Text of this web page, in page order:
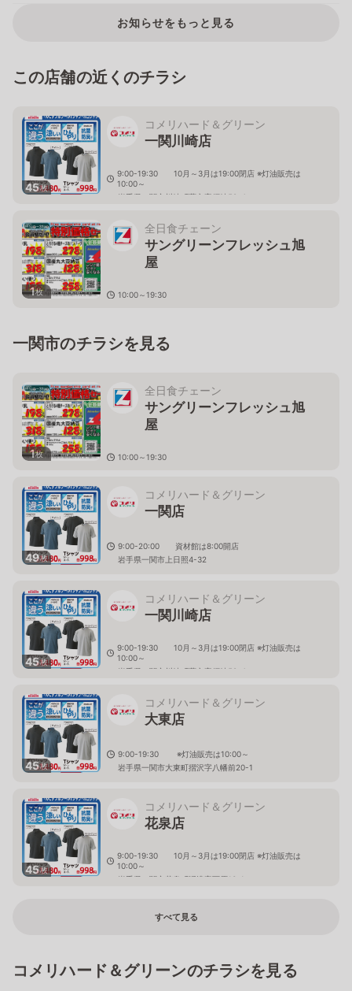
お知らせをもっと見る
この店舗の近くのチラシ
45枚
コメリハード＆グリーン
一関川崎店
9:00-19:30 10月～3月は19:00閉店 ※灯油販売は
10:00～
岩手県一関市川崎町薄衣字須崎58-4
1枚
全日食チェーン
サングリーンフレッシュ旭
屋
10:00～19:30
一関市のチラシを見る
1枚
全日食チェーン
サングリーンフレッシュ旭
屋
10:00～19:30
49枚
コメリハード＆グリーン
一関店
9:00-20:00 資材館は8:00開店
岩手県一関市上日照4-32
45枚
コメリハード＆グリーン
一関川崎店
9:00-19:30 10月～3月は19:00閉店 ※灯油販売は
10:00～
岩手県一関市川崎町薄衣字須崎58-4
45枚
コメリハード＆グリーン
大東店
9:00-19:30 ※灯油販売は10:00～
岩手県一関市大東町摺沢字八幡前20-1
45枚
コメリハード＆グリーン
花泉店
9:00-19:30 10月～3月は19:00閉店 ※灯油販売は
10:00～
岩手県一関市花泉町涌津字下原13-1
すべて見る
コメリハード＆グリーンのチラシを見る